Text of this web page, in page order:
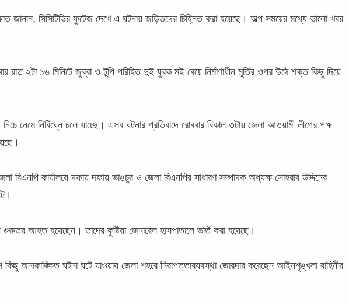
জানান, সিসিটিভির ফুটেজ দেখে এ ঘটনায় জড়িতদের চিহ্নিত করা হয়েছে। অল্প সময়ের মধ্যে ভালো খবর
রাত ২টা ১৬ মিনিটে জুব্বা ও টুপি পরিহিত দুই যুবক মই বেয়ে নির্মাণাধীন মূর্তির ওপর উঠে শক্ত কিছু দিয়ে
নেমে নির্বিঘ্নে চলে যাচ্ছে। এসব ঘটনার প্রতিবাদে রোববার বিকাল ৩টায় জেলা আওয়ামী লীগের পক্ষ
বিএনপি কার্যালয়ে দফায় দফায় ভাঙচুর ও জেলা বিএনপির সাধারণ সম্পাদক অধ্যক্ষ সোহরাব উদ্দিনের
গুরুতর আহত হয়েছেন। তাদের কুষ্টিয়া জেনারেল হাসপাতালে ভর্তি করা হয়েছে।
কিছু অনাকাঙ্ক্ষিত ঘটনা ঘটে যাওয়ায় জেলা শহরে নিরাপত্তাব্যবস্থা জোরদার করেছেন আইনশৃঙ্খলা বাহিনীর